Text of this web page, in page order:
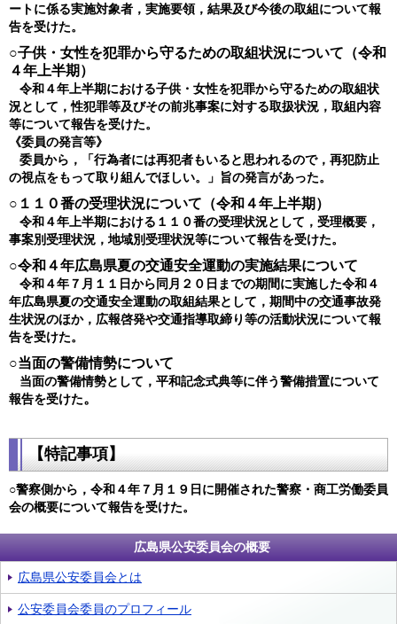
ートに係る実施対象者，実施要領，結果及び今後の取組について報
告を受けた。
○子供・女性を犯罪から守るための取組状況について（令和
４年上半期）
令和４年上半期における子供・女性を犯罪から守るための取組状
況として，性犯罪等及びその前兆事案に対する取扱状況，取組内容
等について報告を受けた。
《委員の発言等》
委員から，「行為者には再犯者もいると思われるので，再犯防止
の視点をもって取り組んでほしい。」旨の発言があった。
○１１０番の受理状況について（令和４年上半期）
令和４年上半期における１１０番の受理状況として，受理概要，
事案別受理状況，地域別受理状況等について報告を受けた。
○令和４年広島県夏の交通安全運動の実施結果について
令和４年７月１１日から同月２０日までの期間に実施した令和４
年広島県夏の交通安全運動の取組結果として，期間中の交通事故発
生状況のほか，広報啓発や交通指導取締り等の活動状況について報
告を受けた。
○当面の警備情勢について
当面の警備情勢として，平和記念式典等に伴う警備措置について
報告を受けた。
【特記事項】
○警察側から，令和４年７月１９日に開催された警察・商工労働委員
会の概要について報告を受けた。
広島県公安委員会の概要
広島県公安委員会とは
公安委員会委員のプロフィール